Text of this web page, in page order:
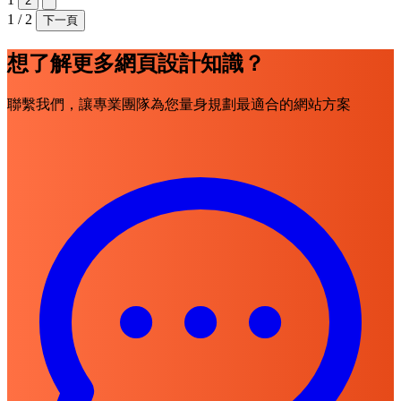
1 / 2 下一頁
想了解更多網頁設計知識？
聯繫我們，讓專業團隊為您量身規劃最適合的網站方案